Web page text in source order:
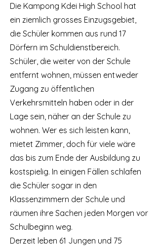
Die Kampong Kdei High School hat
ein ziemlich grosses Einzugsgebiet,
die Schüler kommen aus rund 17
Dörfern im Schuldienstbereich.
Schüler, die weiter von der Schule
entfernt wohnen, müssen entweder
Zugang zu öffentlichen
Verkehrsmitteln haben oder in der
Lage sein, näher an der Schule zu
wohnen. Wer es sich leisten kann,
mietet Zimmer, doch für viele wäre
das bis zum Ende der Ausbildung zu
kostspielig. In einigen Fällen schlafen
die Schüler sogar in den
Klassenzimmern der Schule und
räumen ihre Sachen jeden Morgen vor
Schulbeginn weg.
Derzeit leben 61 Jungen und 75